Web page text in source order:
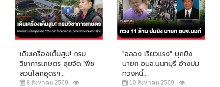
เดินเครื่องเต็มสูบ! กรม
วิชาการเกษตร ลุยจัด 'พืช
สวนโลกอุดรฯ...
8 สิงหาคม 2569
"ฉลอง เรี่ยวแรง" บุกยิง
นายก อบจ.นนทบุรี อ้างปม
ทวงหนี้...
10 สิงหาคม 2569